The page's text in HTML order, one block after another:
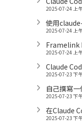
2025-07-24 上
使用
2025-07-24 上
Framelink
2025-07-24 上
Claude
2025-07-23 下
自己撰寫
2025-07-23 下
在Claude
2025-07-23 下